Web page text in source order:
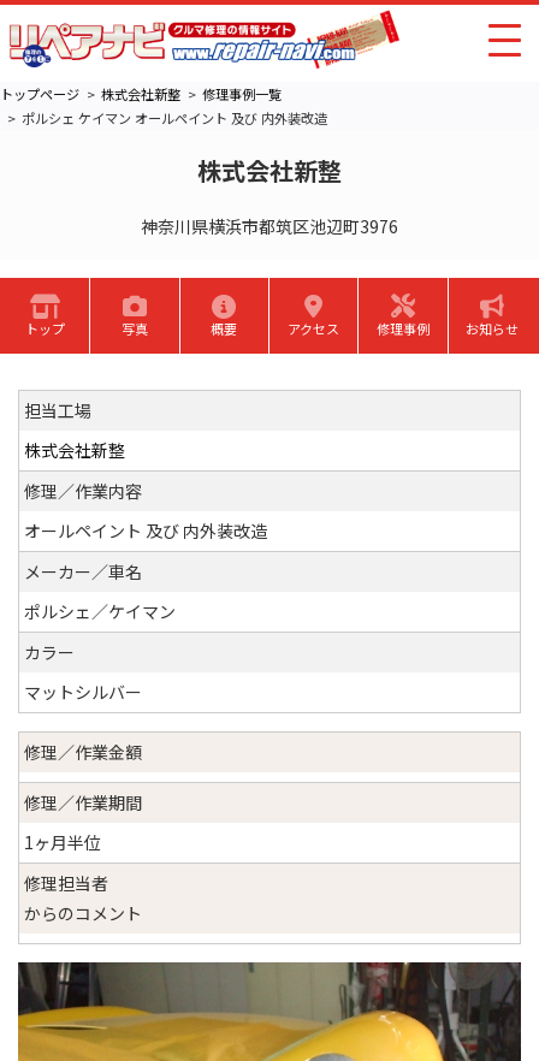
トップページ 株式会社新整
修理事例一覧
ポルシェ ケイマン オールペイント 及び 内外装改造
株式会社新整
神奈川県横浜市都筑区池辺町3976
トップ 写真 概要 アクセス 修理事例 お知らせ
担当工場
株式会社新整
修理／作業内容
オールペイント 及び 内外装改造
メーカー／車名
ポルシェ／ケイマン
カラー
マットシルバー
修理／作業金額
修理／作業期間
1ヶ月半位
修理担当者
からのコメント